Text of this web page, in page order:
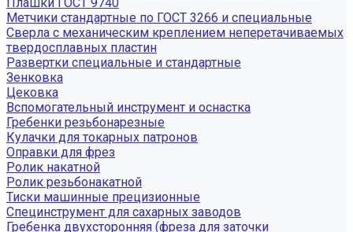
Метчики стандартные по ГОСТ 3266 и специальные
Сверла с механическим креплением неперетачиваемых
твердосплавных пластин
Развертки специальные и стандартные
Зенковка
Цековка
Вспомогательный инструмент и оснастка
Гребенки резьбонарезные
Кулачки для токарных патронов
Оправки для фрез
Ролик накатной
Ролик резьбонакатной
Тиски машинные прецизионные
Специнструмент для сахарных заводов
Гребенка двухсторонняя (фреза для заточки